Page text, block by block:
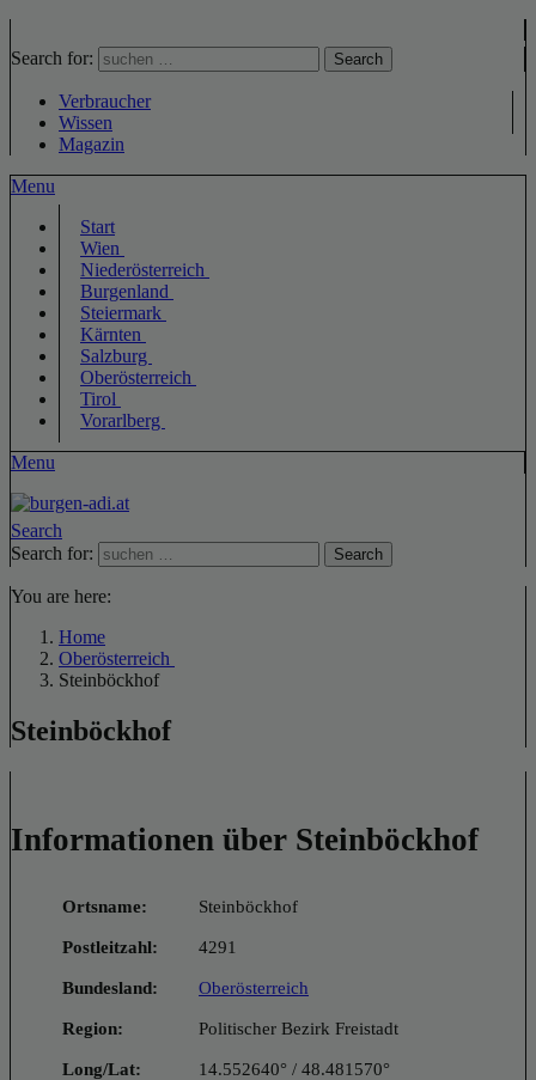
Search for: Search
Verbraucher
Wissen
Magazin
Menu
Start
Wien
Niederösterreich
Burgenland
Steiermark
Kärnten
Salzburg
Oberösterreich
Tirol
Vorarlberg
Menu
Search
Search for:
Search
You are here:
Home
Oberösterreich
Steinböckhof
Steinböckhof
Informationen über Steinböckhof
Ortsname: Steinböckhof
Postleitzahl: 4291
Bundesland: Oberösterreich
Region: Politischer Bezirk Freistadt
Long/Lat: 14.552640° / 48.481570°